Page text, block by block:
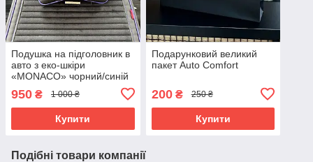
Подушка на підголовник в
авто з еко-шкіри
«MONACO» чорний/синій
950 ₴ 1 000 ₴
Купити
Подарунковий великий
пакет Auto Comfort
200₴ 250 ₴
Купити
Подібні товари компанії